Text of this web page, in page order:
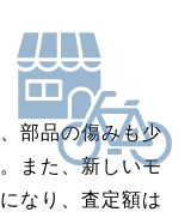
部品の傷みも少
また、新しいモ
なり、査定額は